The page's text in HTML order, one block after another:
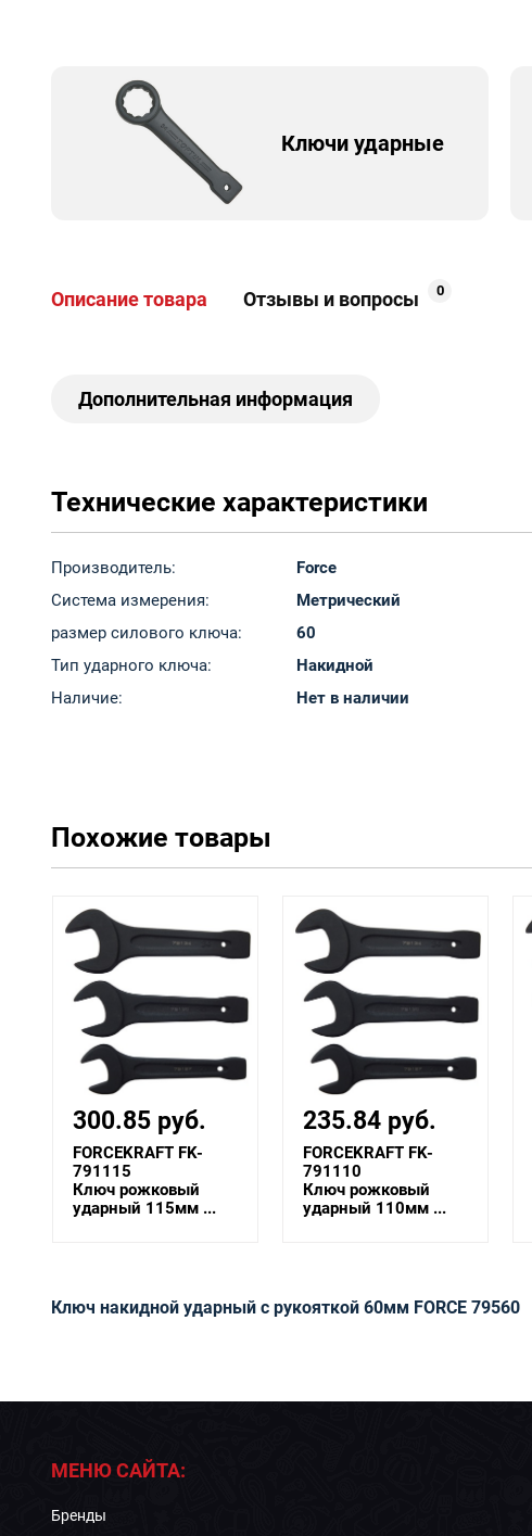
Ключи ударные
Описание товара Отзывы и вопросы 0
Дополнительная информация
Технические характеристики
Производитель:
Force
Система измерения:
Метрический
размер силового ключа:
60
Тип ударного ключа:
Накидной
Наличие:
Нет в наличии
Похожие товары
235.84 руб.
FORCEKRAFT FK-
791110
Ключ рожковый
ударный 110мм ...
264.28 руб.
FORCEKRAFT FK-
791105
Ключ рожковый
ударный 105мм ...
Ключ накидной ударный с рукояткой 60мм FORCE 79560
МЕНЮ САЙТА:
Бренды